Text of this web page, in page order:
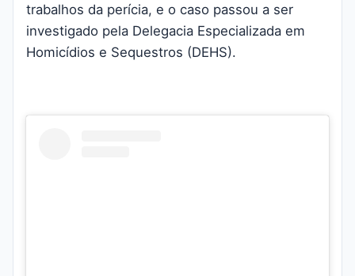
trabalhos da perícia, e o caso passou a ser
investigado pela Delegacia Especializada em
Homicídios e Sequestros (DEHS).